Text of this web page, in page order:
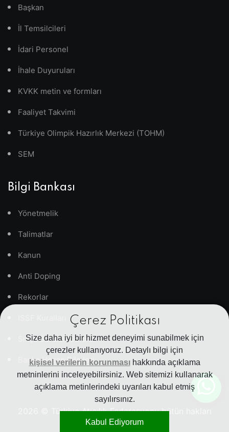
Çerez Politikası
Size daha iyi bir hizmet deneyimi sunabilmek için
çerezler kullanıyoruz. Detaylı bilgi için
kişisel verilerin korunmasıhakkında açıklama
metninlerini inceleyebilirsiniz. Web sitemizi kullanarak
açıklama metinlerindeki uyarıları kabul etmiş
sayılırsınız.
Kabul Ediyorum
Başkan
İl Temsilcileri
İdari Personel
İhale Duyuruları
KVKK metin ve formları
Faaliyet Takvimi
Türkiye Olimpik Hazırlık Merkezi (TOHM)
SEM
Bilgi Bankası
Yönetmelik
Talimatlar
Kanun
Anti Doping
Rekorlar
Sıkça Sorulan Sorular
Banka Hesap Bilgileri
© Türkiye Atıcılık Federasyonu bütün hakları
saklıdır.